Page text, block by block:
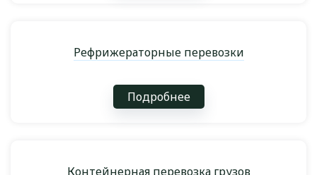
Рефрижераторные перевозки
Подробнее
Контейнерная перевозка грузов